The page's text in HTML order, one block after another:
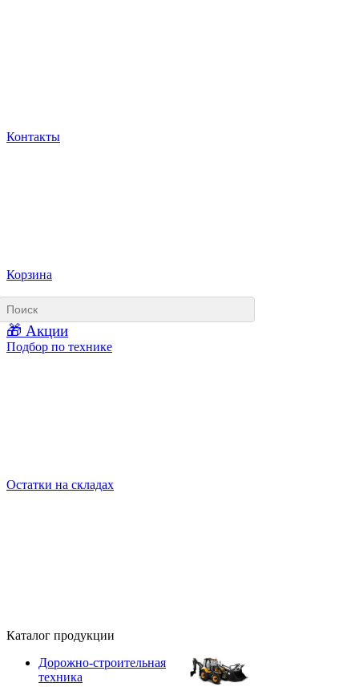
Контакты
Корзина
🎁 Акции
Подбор по технике
Остатки на складах
Каталог продукции
Дорожно-строительная
техника